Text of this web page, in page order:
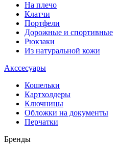
На плечо
Клатчи
Портфели
Дорожные и спортивные
Рюкзаки
Из натуральной кожи
Акссесуары
Кошельки
Картхолдеры
Ключницы
Обложки на документы
Перчатки
Бренды